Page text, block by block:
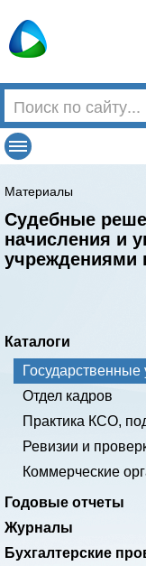
Материалы
Судебные
начисления и
учреждениями
Каталоги
Отдел кадров
Практика КСО,
Ревизии и
Коммерческие
Годовые отчеты
Журналы
Бухгалтерские